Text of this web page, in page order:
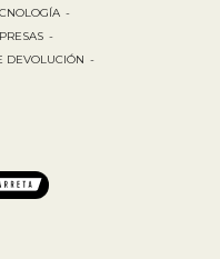
-
-
DEVOLUCIÓN -